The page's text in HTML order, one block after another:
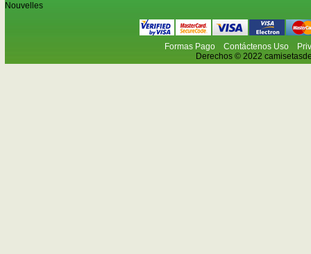
Nouvelles
Formas Pago Contáctenos Uso
Derechos © 2022